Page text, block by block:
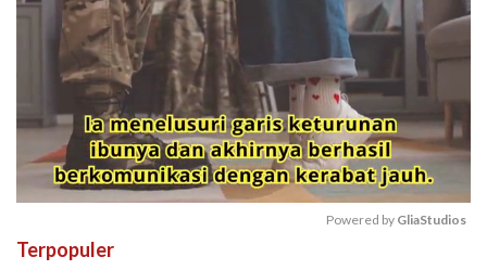
Powered by GliaStudios
Terpopuler